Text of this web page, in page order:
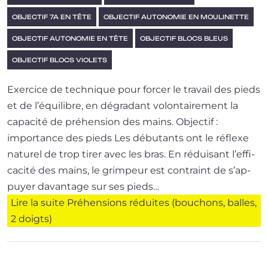
OBJECTIF 7A EN TÊTE OBJECTIF AUTONOMIE EN MOULINETTE
OBJECTIF AUTONOMIE EN TÊTE OBJECTIF BLOCS BLEUS
OBJECTIF BLOCS VIOLETS
Exercice de tech­nique pour for­cer le tra­vail des pieds
et de l’é­qui­libre, en dégra­dant volon­tai­re­ment la
capa­ci­té de pré­hen­sion des mains. Objectif :
importance des pieds Les débu­tants ont le réflexe
natu­rel de trop tirer avec les bras. En rédui­sant l’ef­fi­
ca­ci­té des mains, le grim­peur est contraint de s’ap­
puyer davan­tage sur ses pieds…
Lire la suite Préhensions réduites (bouchons, balles,
2 doigts)